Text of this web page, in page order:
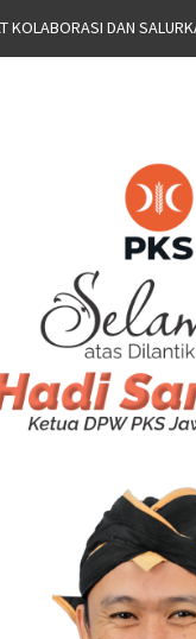
ORMAWAin